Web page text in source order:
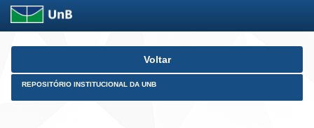
Skip
Voltar
REPOSITÓRIO INSTITUCIONAL DA UNB